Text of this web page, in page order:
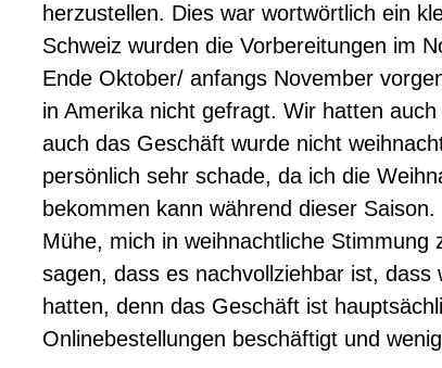
herzustellen. Dies war wortwörtlich ein
Schweiz wurden die Vorbereitungen im
Ende Oktober/ anfangs November
in Amerika nicht gefragt. Wir hatten
auch das Geschäft wurde nicht
persönlich sehr schade, da ich die
bekommen kann während dieser
Mühe, mich in weihnachtliche
sagen, dass es nachvollziehbar ist,
hatten, denn das Geschäft ist
Onlinebestellungen beschäftigt und